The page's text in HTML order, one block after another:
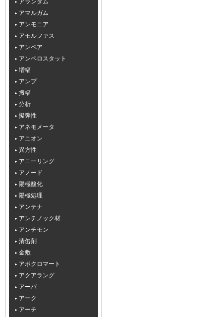
アランダム
アマルガム
アンモニア
アモルファス
アンペア
アンペロスタット
増幅
アンプ
振幅
分析
擬弾性
アネモメータ
アニオン
異方性
アニーリング
アノード
陽極酸化
陽極処理
アンテナ
アンチノック材
アンチモン
清缶剤
金敷
アポクロマート
アクアラング
アーバ
アーク
アーチ